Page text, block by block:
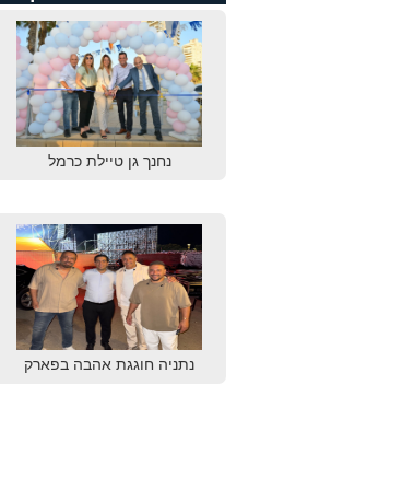
נחנך גן טיילת כרמל
נתניה חוגגת אהבה בפארק